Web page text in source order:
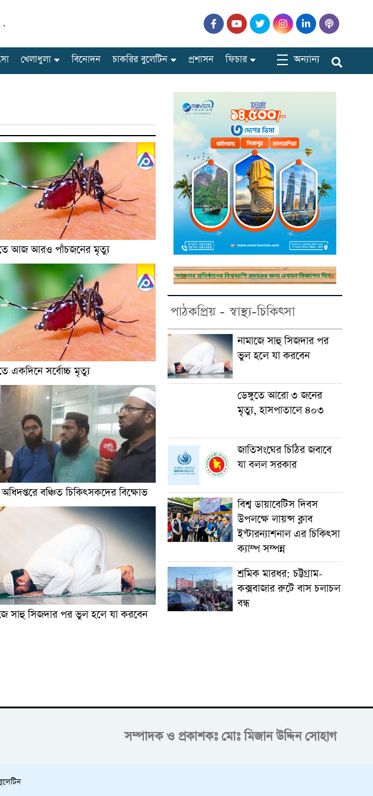
,
খেলাধুলা বিনোদন চাকরির বুলেটিন প্রশাসন ফিচার অন্যান্য
আজ আরও পাঁচজনের মৃত্যু
একদিনে সর্বোচ্চ মৃত্যু
অধিদপ্তরে বঞ্চিত চিকিৎসকদের বিক্ষোভ
সাহু সিজদার পর ভুল হলে যা করবেন
পাঠকপ্রিয় - স্বাস্থ্য-চিকিৎসা
নামাজে সাহু সিজদার পর
ভুল হলে যা করবেন
ডেঙ্গুতে আরো ৩ জনের
মৃত্যু, হাসপাতালে ৪০৩
জাতিসংঘের চিঠির জবাবে
যা বলল সরকার
বিশ্ব ডায়াবেটিস দিবস
উপলক্ষে লায়ন্স ক্লাব
ইন্টারন্যাশনাল এর চিকিৎসা
ক্যাম্প সম্পন্ন
শ্রমিক মারধর: চট্টগ্রাম-
কক্সবাজার রুটে বাস চলাচল
বন্ধ
সম্পাদক ও প্রকাশকঃ মোঃ মিজান উদ্দিন সোহাগ